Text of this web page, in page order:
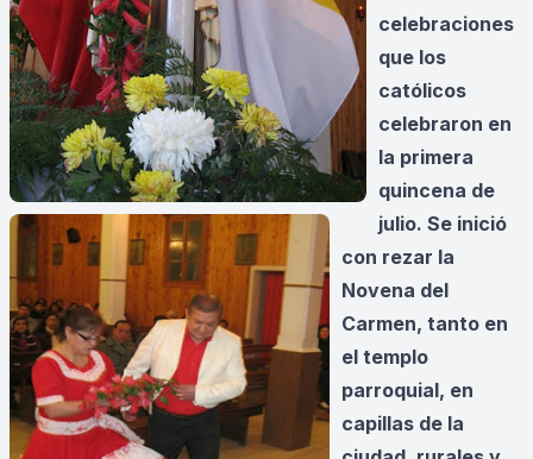
celebraciones
que los
católicos
celebraron en
la primera
quincena de
julio. Se inició
con rezar la
Novena del
Carmen, tanto en
el templo
parroquial, en
capillas de la